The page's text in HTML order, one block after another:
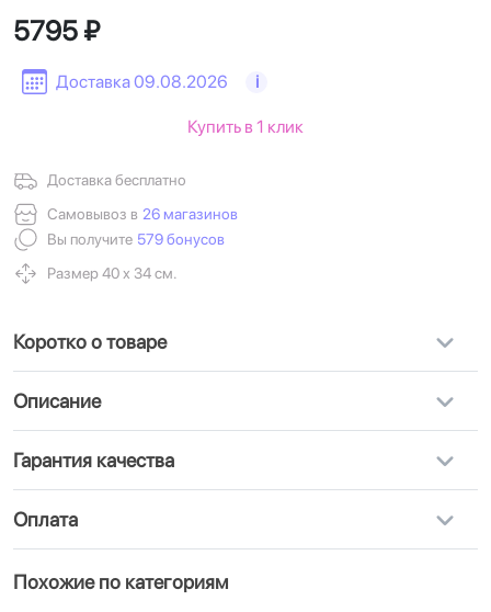
Доставка 09.08.2026 i
5795 ₽
Доставка бесплатно
Самовывоз в 26 магазинов
Вы получите 579 бонусов
Размер 40 х 34 см.
Купить в 1 клик
Коротко о товаре
Описание
Гарантия качества
Оплата
Похожие по категориям